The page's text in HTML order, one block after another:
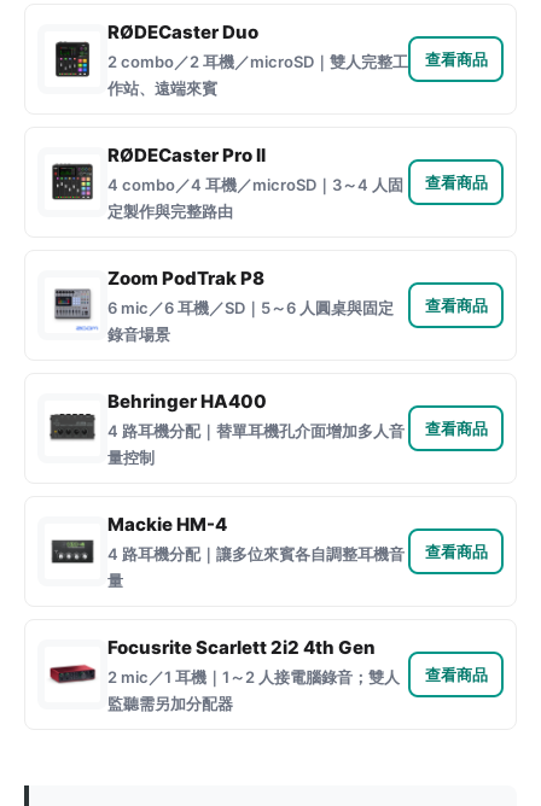
RØDECaster Duo
2 combo／2 耳機／microSD｜雙人完整工
作站、遠端來賓
查看商品
RØDECaster Pro II
4 combo／4 耳機／microSD｜3～4 人固
定製作與完整路由
查看商品
Zoom PodTrak P8
6 mic／6 耳機／SD｜5～6 人圓桌與固定
錄音場景
查看商品
Behringer HA400
4 路耳機分配｜替單耳機孔介面增加多人音
量控制
查看商品
Mackie HM-4
4 路耳機分配｜讓多位來賓各自調整耳機音
量
查看商品
Focusrite Scarlett 2i2 4th Gen
2 mic／1 耳機｜1～2 人接電腦錄音；雙人
監聽需另加分配器
查看商品